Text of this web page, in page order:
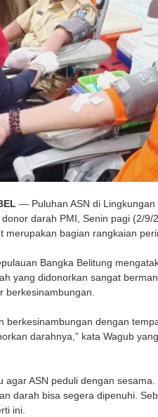
— Puluhan ASN di
darah PMI, Senin pagi (2/
merupakan bagian rangkaian
Bangka Belitung
yang didonorkan sangat
berkesinambungan.
berkesinambungan dengan
darahnya,” kata Wagub
agar ASN peduli dengan
darah bisa segera dipenuhi.
ini.